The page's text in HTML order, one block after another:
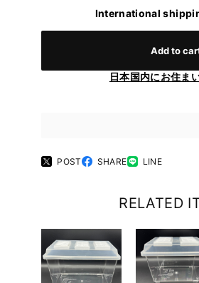
International
Add to
日本国内にお住ま
POST SHARE LINE
RELATED